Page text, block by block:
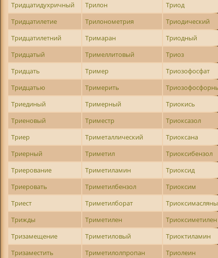
Тридцатидухричный
Трилон
Триод
Тридцатилетие
Трилонометрия
Триодический
Тридцатилетний
Тримаран
Триодный
Тридцатый
Тримеллитовый
Триоз
Тридцать
Тример
Триозофосфат
Тридцатью
Тримерить
Триединый
Тримерный
Триокись
Триеновый
Триместр
Триоксазол
Триер
Триметаллический
Триоксана
Триерный
Триметил
Триоксибензол
Триерование
Триметиламин
Триоксид
Триеровать
Триметилбензол
Триоксим
Триест
Триметилборат
Трижды
Триметилен
Триоксиметилен
Тризамещение
Триметиловый
Триоктиламин
Тризаместить
Триметилолпропан
Триолеин